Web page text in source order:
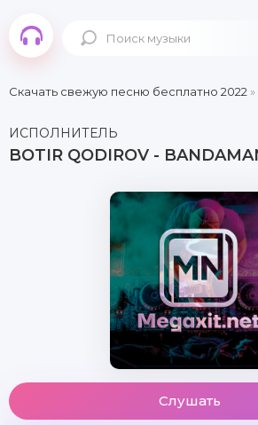
Скачать свежую песню бесплатно 2022 »
ИСПОЛНИТЕЛЬ
BOTIR QODIROV -
Слушать